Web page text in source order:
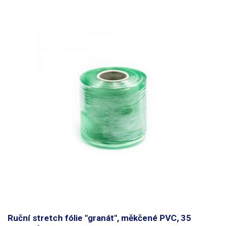
Ruční stretch fólie "granát", měkčené PVC, 35